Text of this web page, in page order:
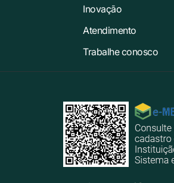
Inovação
Atendimento
Trabalhe conosco